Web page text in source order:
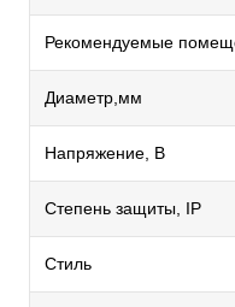
Диаметр,мм
Напряжение, В
Степень защиты, IP
Стиль